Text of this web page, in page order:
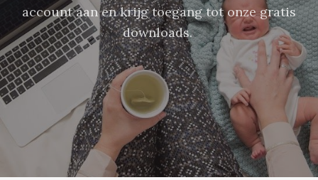
account aan en krijg toegang tot onze gratis
downloads.